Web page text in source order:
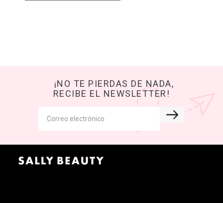
¡NO TE PIERDAS DE NADA,
RECIBE EL NEWSLETTER!